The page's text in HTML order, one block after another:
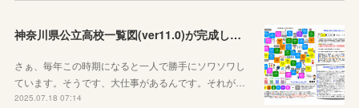
神奈川県公立高校一覧図(ver11.0)が完成しました！
さぁ、毎年この時期になると一人で勝手にソワソワし
ています。そうです、大仕事があるんです。それが…
2025.07.18 07:14